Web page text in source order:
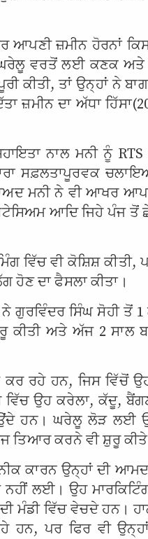
ਆਪਣੀ ਜ਼ਮੀਨ ਹੋਰਨਾਂ
ਵਰਤੋਂ ਲਈ ਕਣਕ ਅਤੇ
ਕੀਤੀ, ਤਾਂ ਉਨ੍ਹਾਂ ਨੇ
ਜ਼ਮੀਨ ਦਾ ਅੱਧਾ
ਨਾਲ ਮਨੀ ਨੂੰ RTS
ਸਫ਼ਲਤਾਪੂਰਵਕ
ਮਨੀ ਨੇ ਵੀ ਆਖਰ
ਆਦਿ ਜਿਹੇ ਪੰਜ ਤੋਂ
ਵਿੱਚ ਵੀ ਕੋਸ਼ਿਸ਼ ਕੀਤੀ,
ਦਾ ਫੈਸਲਾ ਕੀਤਾ।
ਗੁਰਵਿੰਦਰ ਸਿੰਘ ਸੋਹੀ ਤੋਂ
ਕੀਤੀ ਅਤੇ ਅੱਜ 2 ਸਾਲ
ਰਹੇ ਹਨ, ਜਿਸ ਵਿੱਚੋਂ
ਉਹ ਕਰੇਲਾ, ਕੱਦੂ,
ਹਨ। ਘਰੇਲੂ ਲੋੜ ਲਈ
ਤਿਆਰ ਕਰਨੇ ਵੀ ਸ਼ੁਰੂ
ਕਾਰਨ ਉਨ੍ਹਾਂ ਦੀ
ਲਈ। ਉਹ
ਮੰਡੀ ਵਿੱਚ ਵੇਚਦੇ ਹਨ।
ਹਨ, ਪਰ ਫਿਰ ਵੀ